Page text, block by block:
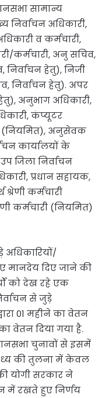
सामान्य
निर्वाचन अधिकारी,
व कर्मचारी,
कर्मचारी, अनु सचिव,
हेतु), निजी
निर्वाचन हेतु). अपर
अनुभाग अधिकारी,
कंप्यूटर
(नियमित), अनुसेवक
कार्यालयों के
जिला निर्वाचन
प्रधान सहायक,
कर्मचारी
कर्मचारी (नियमित)
अधिकारियों/
मानदेय दिए जाने की
को देख रहे एक
से जुड़े
01 महीने का वेतन
वेतन दिया गया है.
चुनावों से इसमें
की तुलना में केवल
योगी सरकार ने
में रखते हुए निर्णय